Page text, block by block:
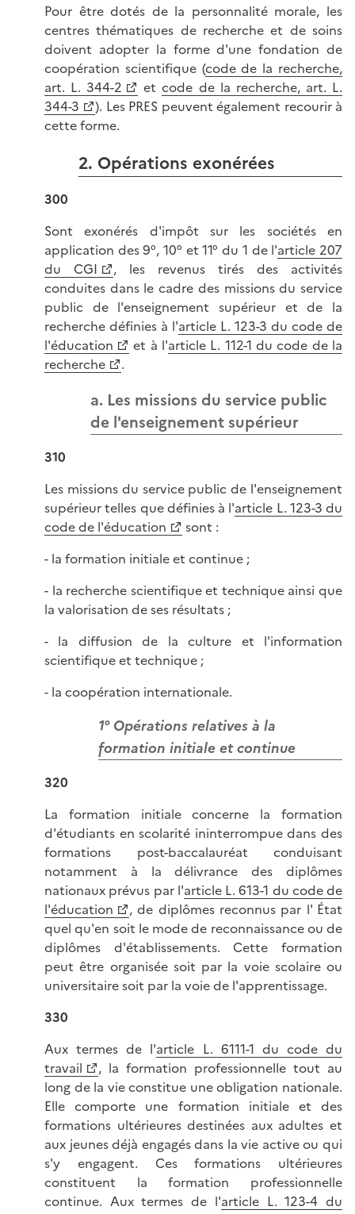
Pour être dotés de la personnalité morale, les
centres thématiques de recherche et de soins
doivent adopter la forme d'une fondation de
coopération scientifique (code de la recherche,
art. L. 344-2
etcode de la recherche, art. L.
344-3
). Les PRES peuvent également recourir à
cette forme.
2. Opérations exonérées
300
Sont exonérés d'impôt sur les sociétés en
application des 9°, 10° et 11° du 1 de l'article 207
du CGI
, les revenus tirés des activités
conduites dans le cadre des missions du service
public de l'enseignement supérieur et de la
recherche définies à l'article L. 123-3 du code de
l'éducation
et à l'article L. 112-1 du code de la
recherche
.
a. Les missions du service public
de l'enseignement supérieur
310
Les missions du service public de l'enseignement
supérieur telles que définies à l'article L. 123-3 du
code de l'éducation
sont :
- la formation initiale et continue ;
- la recherche scientifique et technique ainsi que
la valorisation de ses résultats ;
- la diffusion de la culture et l'information
scientifique et technique ;
- la coopération internationale.
1° Opérations relatives à la
formation initiale et continue
320
La formation initiale concerne la formation
d'étudiants en scolarité ininterrompue dans des
formations post-baccalauréat conduisant
notamment à la délivrance des diplômes
nationaux prévus par l'article L. 613-1 du code de
l'éducation
, de diplômes reconnus par l' État
quel qu'en soit le mode de reconnaissance ou de
diplômes d'établissements. Cette formation
peut être organisée soit par la voie scolaire ou
universitaire soit par la voie de l'apprentissage.
330
Aux termes de l'article L. 6111-1 du code du
travail
, la formation professionnelle tout au
long de la vie constitue une obligation nationale.
Elle comporte une formation initiale et des
formations ultérieures destinées aux adultes et
aux jeunes déjà engagés dans la vie active ou qui
s'y engagent. Ces formations ultérieures
constituent la formation professionnelle
continue. Aux termes de l'article L. 123-4 du